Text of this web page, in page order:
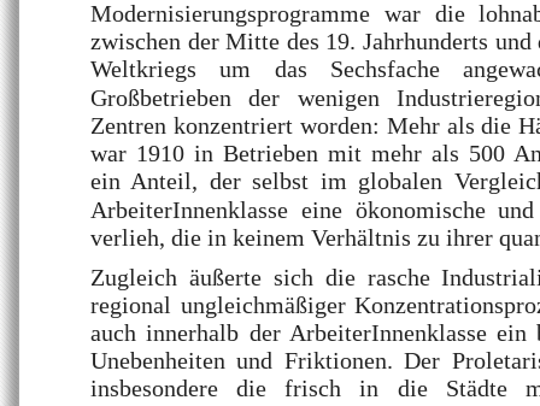
Modernisierungsprogramme war die
zwischen der Mitte des 19. Jahrhunderts und
Weltkriegs um das Sechsfache
Großbetrieben der wenigen
Zentren konzentriert worden: Mehr als die
war 1910 in Betrieben mit mehr als 500
ein Anteil, der selbst im globalen
ArbeiterInnenklasse eine ökonomische
verlieh, die in keinem Verhältnis zu ihrer
Zugleich äußerte sich die rasche
regional ungleichmäßiger
auch innerhalb der ArbeiterInnenklasse ein
Unebenheiten und Friktionen. Der
insbesondere die frisch in die Städte